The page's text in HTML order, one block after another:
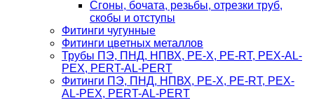
Сгоны, бочата, резьбы, отрезки труб,
скобы и отступы
Фитинги чугунные
Фитинги цветных металлов
Трубы ПЭ, ПНД, НПВХ, PE-X, PE-RT, PEX-AL-
PEX, PERT-AL-PERT
Фитинги ПЭ, ПНД, НПВХ, PE-X, PE-RT, PEX-
AL-PEX, PERT-AL-PERT